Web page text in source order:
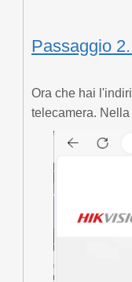
Passaggio
Ora che hai
telecamera.